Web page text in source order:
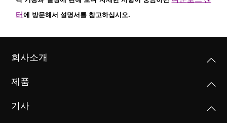
어
터에 방문해서 설명서를 참고하십시오.
회사소개
제품
기사